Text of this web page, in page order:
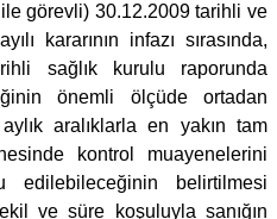
görevli) 30.12.2009 tarihli ve
kararının infazı sırasında,
sağlık kurulu raporunda
önemli ölçüde ortadan
aralıklarla en yakın tam
kontrol muayenelerini
edilebileceğinin belirtilmesi
ve süre koşuluyla sanığın